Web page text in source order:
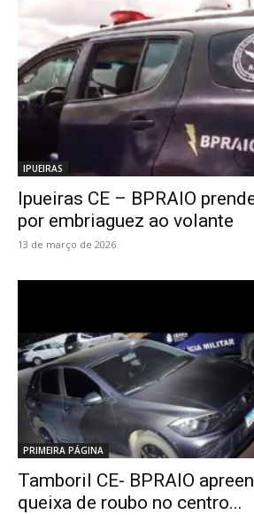
IPUEIRAS
Ipueiras CE – BPRAIO
por embriaguez ao volante
13 de março de 2026
PRIMEIRA PÁGINA
Tamboril CE- BPRAIO
queixa de roubo no centro...